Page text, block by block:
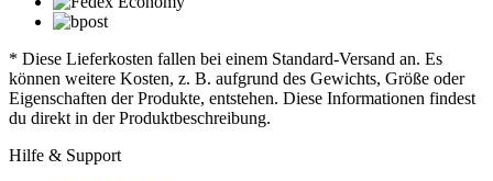
* Diese Lieferkosten fallen bei einem Standard-Versand an. Es
können weitere Kosten, z. B. aufgrund des Gewichts, Größe oder
Eigenschaften der Produkte, entstehen. Diese Informationen findest
du direkt in der Produktbeschreibung.
Hilfe & Support